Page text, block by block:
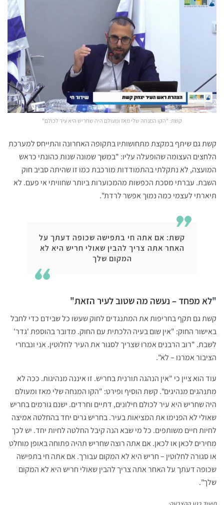
קשת: "הקו המנחה שלי מאז ומעולם היה שחריש היא עיר לכולם"
קשת גם שיתף במקצת מתחושותיו בתקופה האחרונה והתייחס למערכת
הלחצים העצומה שהופעלה עליו: "במשך שמונה שנות כהונתי כראש
המועצה, לא נתקלתי בהתמודדות מורכבת כמו זו שהיתה סביב חוק
השבת. עברתי מסכת הכפשות מהמכוערות ביותר שחוויתי אי פעם. לא
תיארתי לעצמי כמה נמוך אפשר לרדת".
קשת: אם אתה חי בתפישה שכופה דעתך על
האחר אתה צריך להבין שאולי חריש היא לא
המקום שלך
"לא מפחד – נעשה מה שטוב לעיר הזאת"
קשת גם תקף בחריפות את המתנגדים לחוק שעשו כל שבידם כדי לחבל
באישור החוק: "אין שום בעיה הלכתית עם החוק. מדובר בהוספת 'גדר'
לשבת. "רוב הרבנים אמרו שצריך לסגור את העיר לחלוטין. אני ונבחרי
הציבור אמרנו – לא".
עוד הוא ציין כי "אין הנהגה תורנית בחריש. זו איננה מנהיגות. ככה לא
מתנהגים מנהיגים". קשת הוסיף ופירט: "הקו המנחה שלי מאז ומעולם
היה שחריש היא עיר לכולם חילונים, דתיים וחרדים. ישנם גורמים בחריש
שאולי לא הפנימו את המציאות בעיר. בחריש גרים יחד בהחלטה אמיצה
לחיות חיים משותפים. כל מי שבא הנה קיבל החלטה לחיות יחד. יש לכך
מחירים לכאן או לכאן. אם אתה רוצה שחריש תהיה פתוחה באופן מוחלט
או סגורה לחלוטין – חריש היא לא המקום עבורך. אם אתה חי בתפישה
שכופה דעתך על האחר אתה צריך להבין שאולי חריש היא לא המקום
שלך".